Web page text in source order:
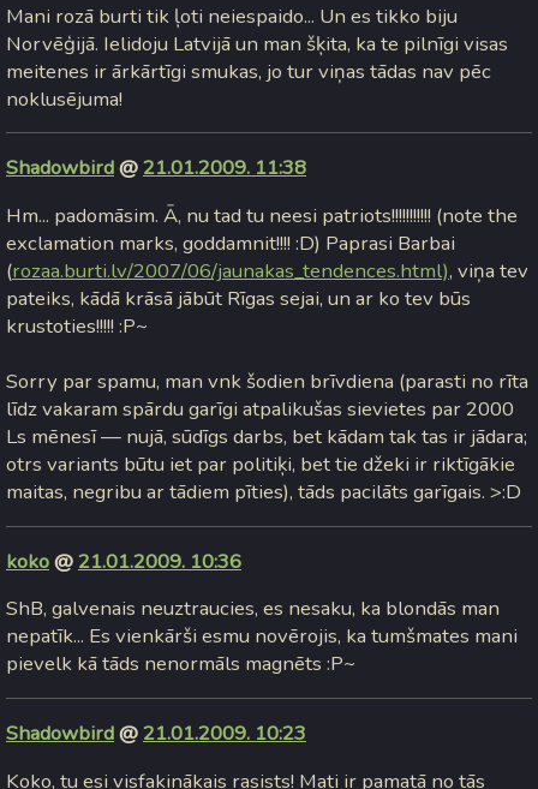
Mani rozā burti tik ļoti neiespaido... Un es tikko biju
Norvēģijā. Ielidoju Latvijā un man šķita, ka te pilnīgi visas
meitenes ir ārkārtīgi smukas, jo tur viņas tādas nav pēc
noklusējuma!
Shadowbird@21.01.2009. 11:38
Hm... padomāsim. Ā, nu tad tu neesi patriots!!!!!!!!!!! (note the
exclamation marks, goddamnit!!!! :D) Paprasi Barbai
(rozaa.burti.lv/2007/06/jaunakas_tendences.html), viņa tev
pateiks, kādā krāsā jābūt Rīgas sejai, un ar ko tev būs
krustoties!!!!! :P~
Sorry par spamu, man vnk šodien brīvdiena (parasti no rīta
līdz vakaram spārdu garīgi atpalikušas sievietes par 2000
Ls mēnesī — nujā, sūdīgs darbs, bet kādam tak tas ir jādara;
otrs variants būtu iet par politiķi, bet tie džeki ir riktīgākie
maitas, negribu ar tādiem pīties), tāds pacilāts garīgais. >:D
koko@21.01.2009. 10:36
ShB, galvenais neuztraucies, es nesaku, ka blondās man
nepatīk... Es vienkārši esmu novērojis, ka tumšmates mani
pievelk kā tāds nenormāls magnēts :P~
Shadowbird@21.01.2009. 10:23
Koko, tu esi visfakinākais rasists! Mati ir pamatā no tās